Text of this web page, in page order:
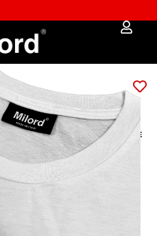
T-shirt BLU Milord
LOGO
39,00 € 33,15
GUIDA ALLE MISURE
XS M
XL